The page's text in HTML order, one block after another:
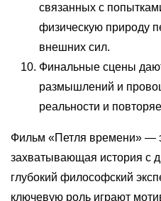
связанных с
физическую природу
внешних сил.
Финальные сцены
размышлений и
реальности и
Фильм «Петля времени» —
захватывающая история с
глубокий философский
ключевую роль играют